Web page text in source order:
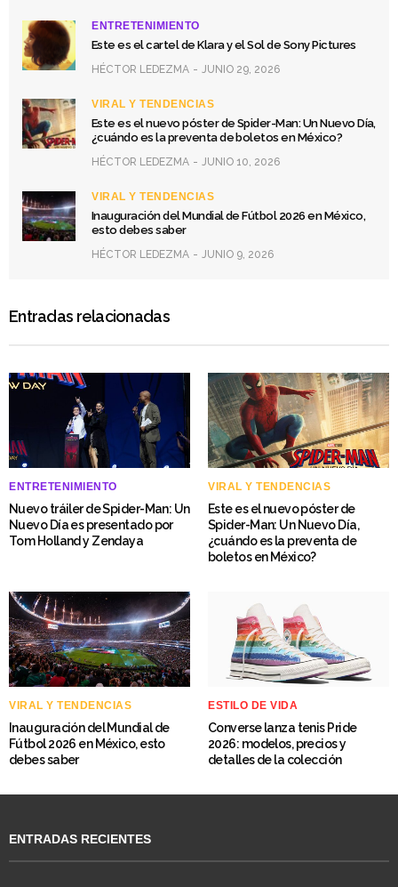
ENTRETENIMIENTO
Este es el cartel de Klara y el Sol de Sony Pictures
HÉCTOR LEDEZMA JUNIO 29, 2026
VIRAL Y TENDENCIAS
Este es el nuevo póster de Spider-Man: Un Nuevo Día,
¿cuándo es la preventa de boletos en México?
HÉCTOR LEDEZMA JUNIO 10, 2026
VIRAL Y TENDENCIAS
Inauguración del Mundial de Fútbol 2026 en México,
esto debes saber
HÉCTOR LEDEZMA JUNIO 9, 2026
Entradas relacionadas
ENTRETENIMIENTO
Nuevo tráiler de Spider-Man: Un
Nuevo Día es presentado por
Tom Holland y Zendaya
VIRAL Y TENDENCIAS
Este es el nuevo póster de
Spider-Man: Un Nuevo Día,
¿cuándo es la preventa de
boletos en México?
VIRAL Y TENDENCIAS
Inauguración del Mundial de
Fútbol 2026 en México, esto
debes saber
ESTILO DE VIDA
Converse lanza tenis Pride
2026: modelos, precios y
detalles de la colección
ENTRADAS RECIENTES